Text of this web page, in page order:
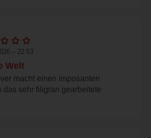
– 22:53
Welt
macht einen imposanten
das sehr filigran gearbeitete